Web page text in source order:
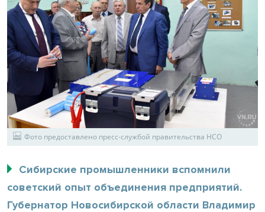
Фото предоставлено пресс-службой правительства НСО
Сибирские промышленники вспомнили
советский опыт объединения предприятий.
Губернатор Новосибирской области Владимир